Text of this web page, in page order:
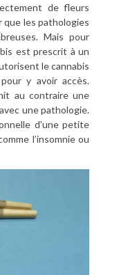
de fleurs
que les pathologies
Mais pour
est prescrit à un
le cannabis
y avoir accès.
au contraire une
une pathologie.
d’une petite
l’insomnie ou